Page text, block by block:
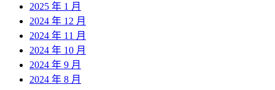
2025 年 1 月
2024 年 12 月
2024 年 11 月
2024 年 10 月
2024 年 9 月
2024 年 8 月